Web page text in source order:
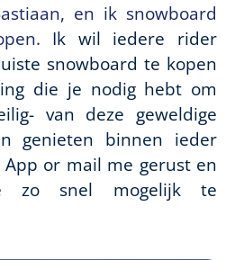
en ik snowboard
Ik wil iedere rider
snowboard te kopen
die je nodig hebt om
van deze geweldige
genieten binnen ieder
App or mail me gerust en
zo snel mogelijk te